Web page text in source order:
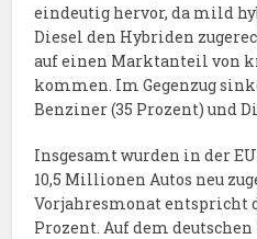
eindeutig hervor, da mild
Diesel den Hybriden
auf einen Marktanteil von
kommen. Im Gegenzug
Benziner (35 Prozent) und
Insgesamt wurden in der
10,5 Millionen Autos neu
Vorjahresmonat entspricht
Prozent. Auf dem